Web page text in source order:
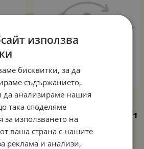
Малък балон
бледорозов макарон
Pale pink 13 см, Kalisan, 1
използва
бисквитки, за да
съдържанието,
да анализираме нашия
така споделяме
използването на
ваша страна с нашите
реклама и анализи,